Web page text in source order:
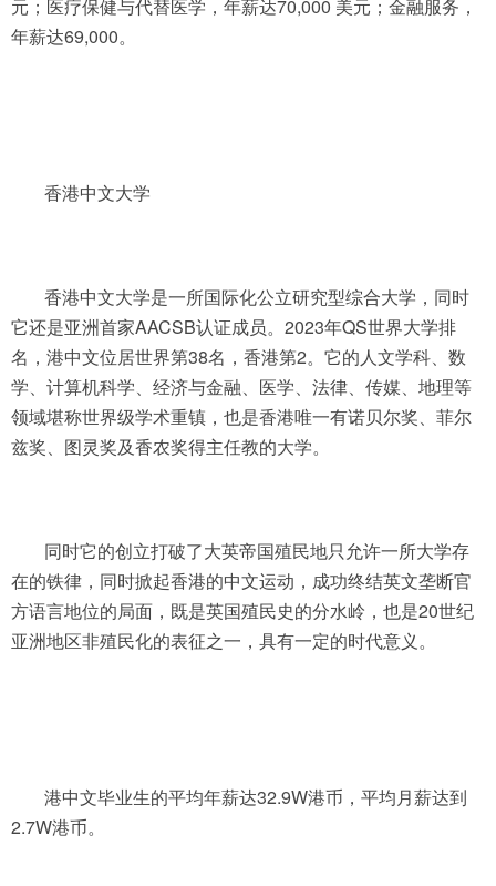
元；医疗保健与代替医学，年薪达70,000 美元；金融服务，
年薪达69,000。
香港中文大学
香港中文大学是一所国际化公立研究型综合大学，同时
它还是亚洲首家AACSB认证成员。2023年QS世界大学排
名，港中文位居世界第38名，香港第2。它的人文学科、数
学、计算机科学、经济与金融、医学、法律、传媒、地理等
领域堪称世界级学术重镇，也是香港唯一有诺贝尔奖、菲尔
兹奖、图灵奖及香农奖得主任教的大学。
同时它的创立打破了大英帝国殖民地只允许一所大学存
在的铁律，同时掀起香港的中文运动，成功终结英文垄断官
方语言地位的局面，既是英国殖民史的分水岭，也是20世纪
亚洲地区非殖民化的表征之一，具有一定的时代意义。
港中文毕业生的平均年薪达32.9W港币，平均月薪达到
2.7W港币。